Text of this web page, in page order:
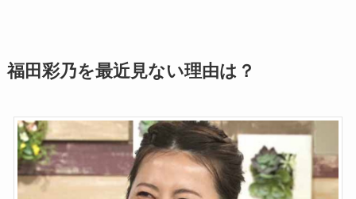
福田彩乃を最近見ない理由は？